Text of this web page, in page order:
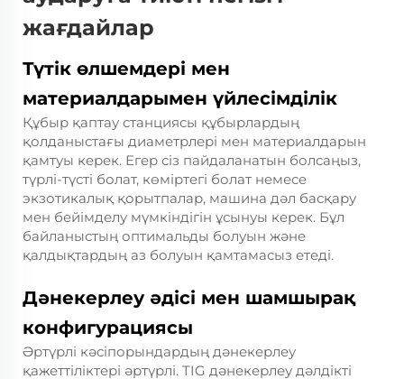
жағдайлар
Түтік өлшемдері мен
материалдарымен үйлесімділік
Құбыр қаптау станциясы құбырлардың
қолданыстағы диаметрлері мен материалдарын
қамтуы керек. Егер сіз пайдаланатын болсаңыз,
түрлі-түсті болат, көміртегі болат немесе
экзотикалық қорытпалар, машина дәл басқару
мен бейімделу мүмкіндігін ұсынуы керек. Бұл
байланыстың оптимальды болуын және
қалдықтардың аз болуын қамтамасыз етеді.
Дәнекерлеу әдісі мен шамшырақ
конфигурациясы
Әртүрлі кәсіпорындардың дәнекерлеу
қажеттіліктері әртүрлі. TIG дәнекерлеу дәлдікті